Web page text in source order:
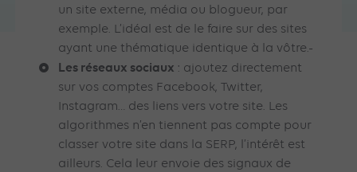
un site externe, média ou blogueur, par
exemple. L’idéal est de le faire sur des sites
ayant une thématique identique à la vôtre.
Les réseaux sociaux : ajoutez directement
sur vos comptes Facebook, Twitter,
Instagram… des liens vers votre site. Les
algorithmes n’en tiennent pas compte pour
classer votre site dans la SERP, l’intérêt est
ailleurs. Cela leur envoie des signaux de